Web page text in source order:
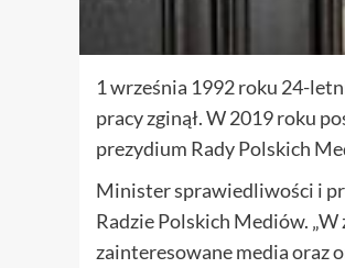
1 września 1992 roku 24-
pracy zginął. W 2019 roku
prezydium Rady Polskich
Minister sprawiedliwości i
Radzie Polskich Mediów.
zainteresowane media oraz